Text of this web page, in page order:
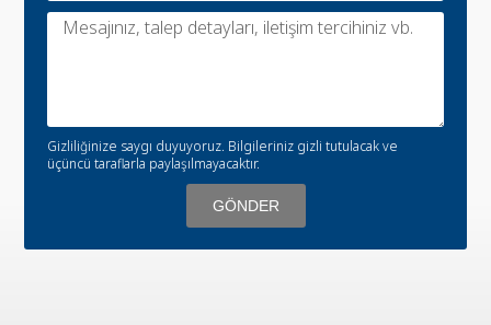
Gizliliğinize saygı duyuyoruz. Bilgileriniz gizli tutulacak ve
üçüncü taraflarla paylaşılmayacaktır.
GÖNDER